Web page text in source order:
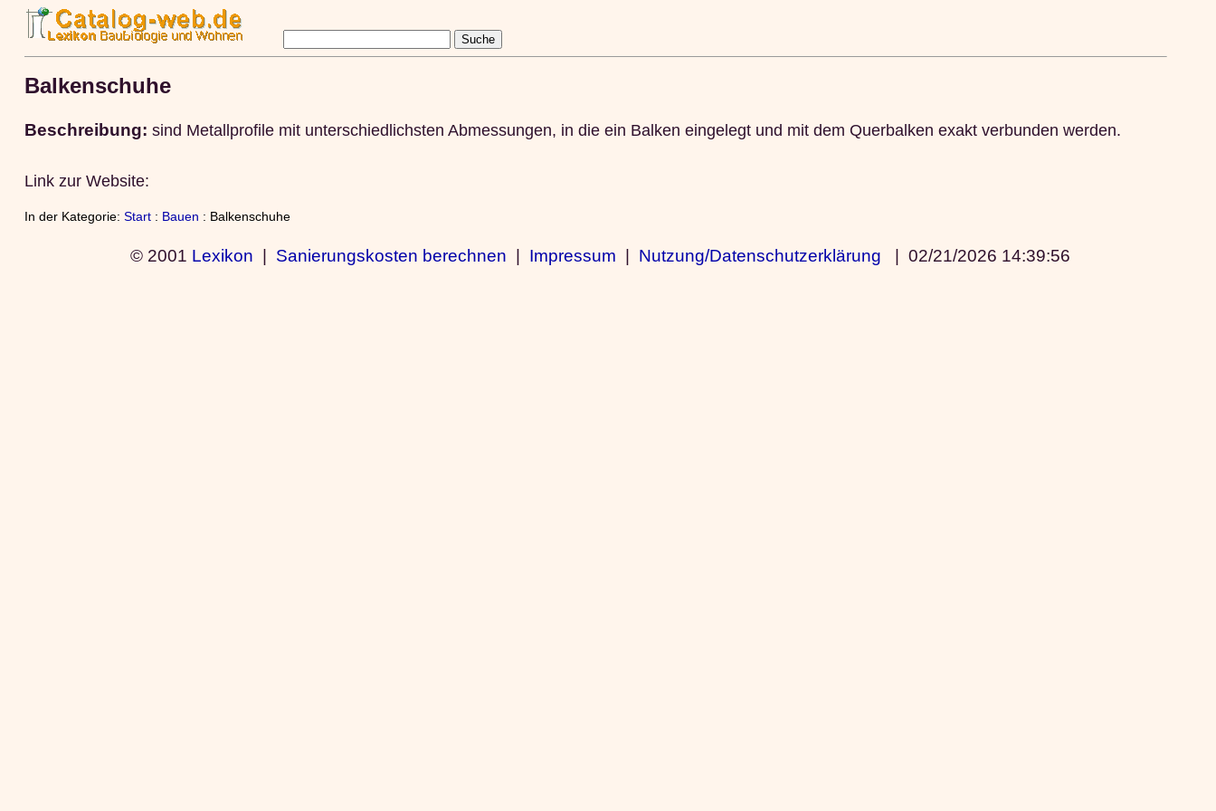
Balkenschuhe
Beschreibung: sind Metallprofile mit unterschiedlichsten Abmessungen, in die ein Balken eingelegt und mit dem Querbalken exakt verbunden werden.
Link zur Website:
In der Kategorie: Start: Bauen : Balkenschuhe
© 2001 Lexikon | Sanierungskosten berechnen | Impressum | Nutzung/Datenschutzerklärung |02/21/2026 14:39:56